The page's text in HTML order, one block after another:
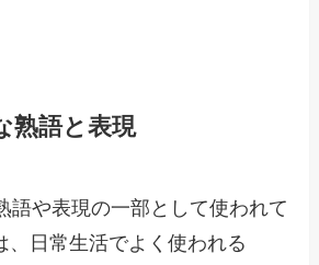
熟語と表現
語や表現の一部として使われて
、日常生活でよく使われる